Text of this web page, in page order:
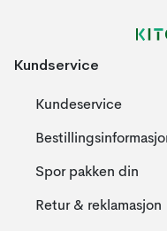
Kundservice
Kundeservice
Spor pakken din
Retur & reklamasjon